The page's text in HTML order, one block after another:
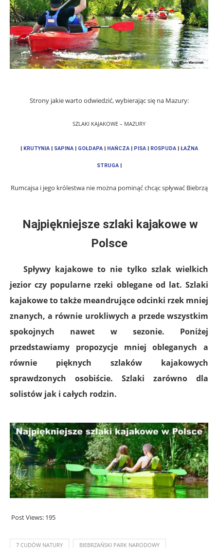
Strony jakie warto odwiedzić, wybierając się na Mazury:
SZLAKI KAJAKOWE – MAZURY
KRUTYNIA| SAPINA| GOŁDAPA HAŃCZA| PISA| ROSPUDA| ŁAŹNA
STRUGA|
Rumcajsa i jego królestwa nie można pominąć chcąc spływać Biebrzą
Najpiękniejsze szlaki kajakowe w
Polsce
Spływy kajakowe to nie tylko szlak wielkich
jezior czy popularne rzeki oblegane od lat. Szlaki
kajakowe to także meandrujące odcinki rzek mniej
znanych, a równie urokliwych a przede wszystkim
spokojnych nawet w sezonie. Poniżej
przedstawiamy propozycje mniej obleganych a
równie pięknych szlaków kajakowych
sprawdzonych osobiście. Szlaki zarówno dla
solistów jak i całych rodzin.
Post Views: 195
7 CUDÓW NATURY BIEBRZAŃSKI PARK NARODOWY